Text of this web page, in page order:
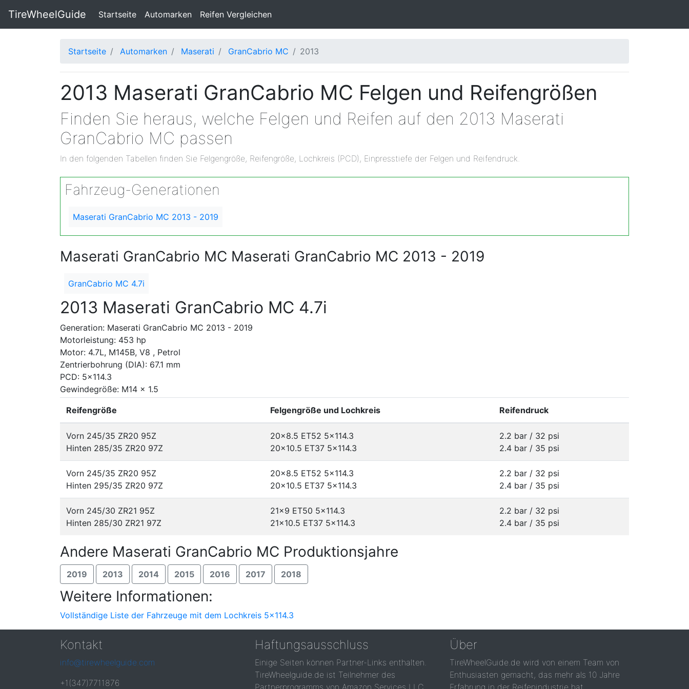
TireWheelGuide Startseite(current)
Automarken Reifen Vergleichen
Startseite Automarken Maserati GranCabrio MC 2013
2013 Maserati GranCabrio MC Felgen und Reifengrößen
Finden Sie heraus, welche Felgen und Reifen auf den 2013 Maserati
GranCabrio MC passen
In den folgenden Tabellen finden Sie Felgengröße, Reifengröße, Lochkreis (PCD), Einpresstiefe der Felgen und Reifendruck.
Fahrzeug-Generationen
Maserati GranCabrio MC 2013 - 2019
Maserati GranCabrio MC Maserati GranCabrio MC 2013 - 2019
GranCabrio MC 4.7i
2013 Maserati GranCabrio MC 4.7i
Generation: Maserati GranCabrio MC 2013 - 2019
Motorleistung: 453 hp
Motor: 4.7L, M145B, V8 , Petrol
Zentrierbohrung (DIA): 67.1 mm
PCD: 5x114.3
Gewindegröße: M14 x 1.5
Reifengröße Felgengröße und Lochkreis Reifendruck
Vorn 245/35 ZR20 95Z
Hinten 285/35 ZR20 97Z
20x8.5 ET52 5x114.3
20x10.5 ET37 5x114.3
2.2 bar / 32 psi
2.4 bar / 35 psi
Vorn 245/35 ZR20 95Z
Hinten 295/35 ZR20 97Z
20x8.5 ET52 5x114.3
20x10.5 ET37 5x114.3
2.2 bar / 32 psi
2.4 bar / 35 psi
Vorn 245/30 ZR21 95Z
Hinten 285/30 ZR21 97Z
21x9 ET50 5x114.3
21x10.5 ET37 5x114.3
2.2 bar / 32 psi
2.4 bar / 35 psi
Andere Maserati GranCabrio MC Produktionsjahre
2019 2013 2014 2015 2016 2017 2018
Weitere Informationen:
Vollständige Liste der Fahrzeuge mit dem Lochkreis 5x114.3
Kontakt
info@tirewheelguide.com
+1(347)7711876
Haftungsausschluss
Einige Seiten können Partner-Links enthalten.
TireWheelguide.de ist Teilnehmer des
Partnerprogramms von Amazon Services LLC,
Über
TireWheelGuide.de wird von einem Team von
Enthusiasten gemacht, das mehr als 10 Jahre
Erfahrung in der Reifenindustrie hat